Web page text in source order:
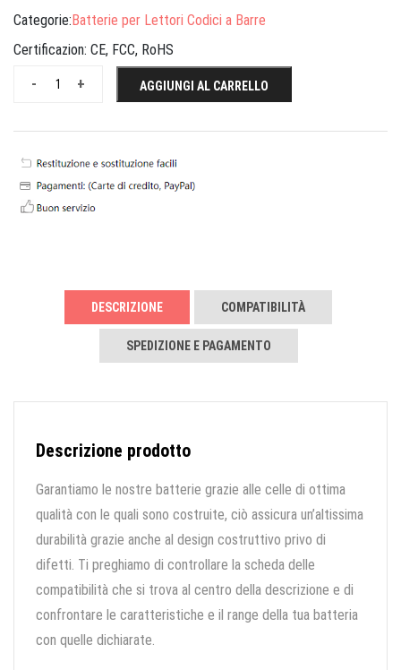
Categorie:Batterie per Lettori Codici a Barre
Certificazion: CE, FCC, RoHS
+
- AGGIUNGI AL CARRELLO
DESCRIZIONE COMPATIBILITÀ
SPEDIZIONE E PAGAMENTO
Descrizione prodotto
Garantiamo le nostre batterie grazie alle celle di ottima
qualità con le quali sono costruite, ciò assicura un’altissima
durabilità grazie anche al design costruttivo privo di
difetti. Ti preghiamo di controllare la scheda delle
compatibilità che si trova al centro della descrizione e di
confrontare le caratteristiche e il range della tua batteria
con quelle dichiarate.